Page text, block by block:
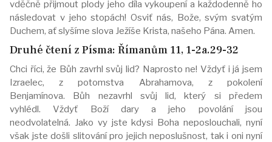
vděčně přijmout plody jeho díla vykoupení a každodenně ho
následovat v jeho stopách! Osviť nás, Bože, svým svatým
Duchem, ať slyšíme slova Ježíše Krista, našeho Pána. Amen.
Druhé čtení z Písma: Římanům 11, 1-2a.29-32
Chci říci, že Bůh zavrhl svůj lid? Naprosto ne! Vždyť i já jsem
Izraelec, z potomstva Abrahamova, z pokolení
Benjamínova. Bůh nezavrhl svůj lid, který si předem
vyhlédl. Vždyť Boží dary a jeho povolání jsou
neodvolatelná. Jako vy jste kdysi Boha neposlouchali, nyní
však jste došli slitování pro jejich neposlušnost, tak i oni nyní